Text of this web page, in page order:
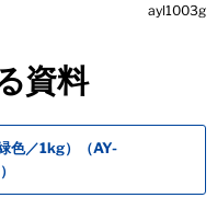
ayl1003g
資料
色／1kg）（AY-